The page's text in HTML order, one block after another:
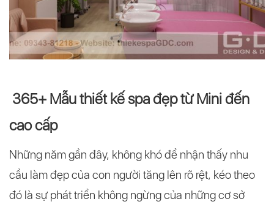
365+ Mẫu thiết kế spa đẹp từ Mini đến
cao cấp
Những năm gần đây, không khó để nhận thấy nhu
cầu làm đẹp của con người tăng lên rõ rệt, kéo theo
đó là sự phát triển không ngừng của những cơ sở